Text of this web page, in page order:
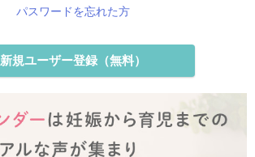
パスワードを忘れた方
新規ユーザー登録（無料）